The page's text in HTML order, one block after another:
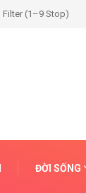
ĐỜI SỐNG